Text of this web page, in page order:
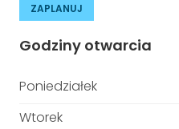
ZAPLANUJ
Godziny otwarcia
Poniedziałek
Wtorek